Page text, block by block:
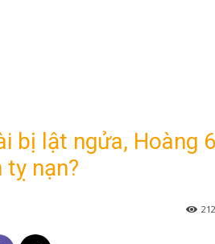
bị lật ngửa, Hoàng 6
nạn?